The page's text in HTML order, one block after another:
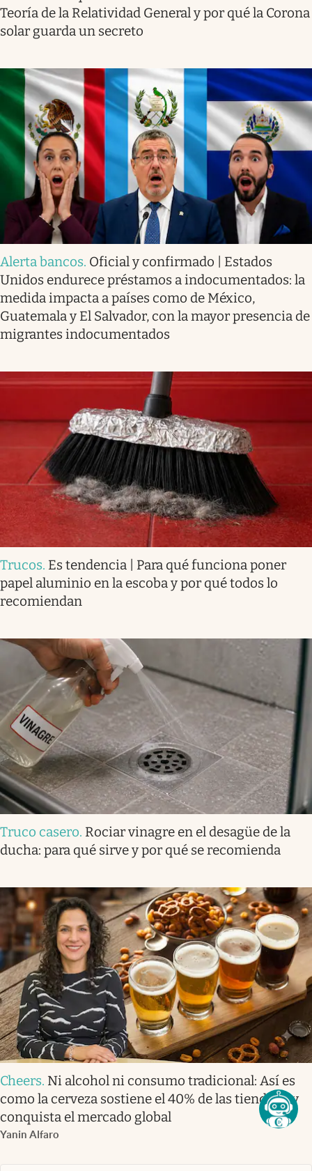
Teoría de la Relatividad General y por qué la Corona
solar guarda un secreto
Alerta bancos. Oficial y confirmado | Estados
Unidos endurece préstamos a indocumentados: la
medida impacta a países como de México,
Guatemala y El Salvador, con la mayor presencia de
migrantes indocumentados
Trucos. Es tendencia | Para qué funciona poner
papel aluminio en la escoba y por qué todos lo
recomiendan
Truco casero. Rociar vinagre en el desagüe de la
ducha: para qué sirve y por qué se recomienda
Cheers. Ni alcohol ni consumo tradicional: Así es
como la cerveza sostiene el 40% de las tienditas y
conquista el mercado global
Yanin Alfaro